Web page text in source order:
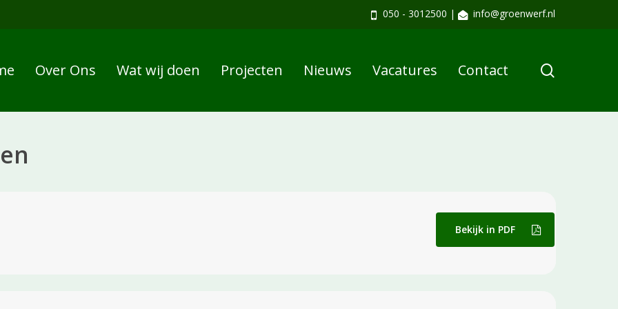
050 - 3012500 | info@groenwerf.nl
Over Ons Wat wij doen Projecten Nieuws Vacatures Contact
Bekijk in PDF